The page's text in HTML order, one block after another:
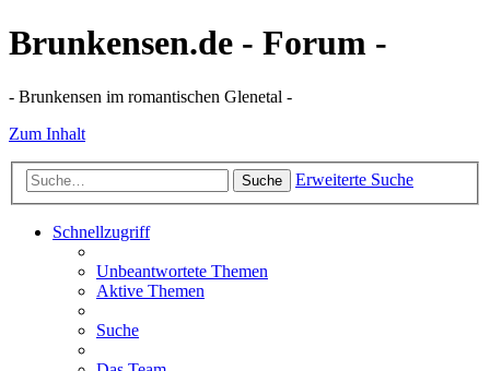
Brunkensen.de - Forum -
- Brunkensen im romantischen Glenetal -
Zum Inhalt
Suche Erweiterte Suche
Schnellzugriff
Unbeantwortete Themen
Aktive Themen
Suche